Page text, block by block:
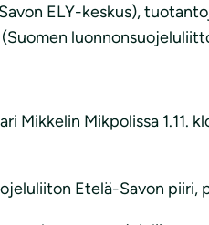
ELY-keskus),
(Suomen
Mikkelin Mikpolissa 1.11.
Etelä-Savon